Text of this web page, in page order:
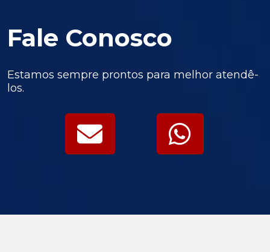
Fale Conosco
Estamos sempre prontos para melhor atendê-
los.